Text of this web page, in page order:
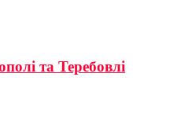
та Теребовлі